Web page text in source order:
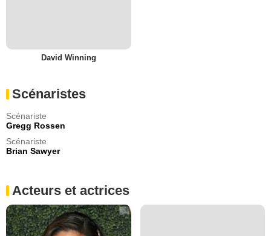
David Winning
Scénaristes
Scénariste
Gregg Rossen
Scénariste
Brian Sawyer
Acteurs et actrices